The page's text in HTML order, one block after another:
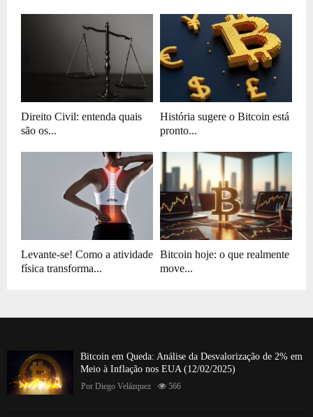
Direito Civil: entenda quais
são os...
História sugere o Bitcoin está
pronto...
Levante-se! Como a atividade
física transforma...
Bitcoin hoje: o que realmente
move...
Bitcoin em Queda: Análise da Desvalorização de 2% em
Meio à Inflação nos EUA (12/02/2025)
Por Diego Velázquez 566